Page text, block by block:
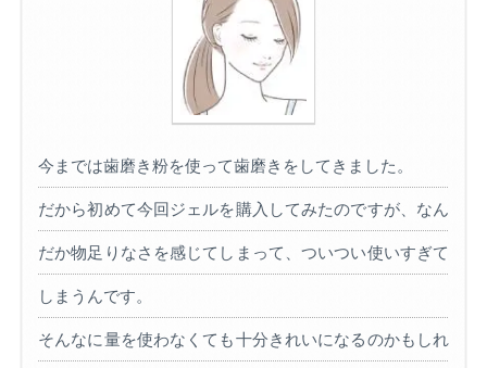
今までは歯磨き粉を使って歯磨きをしてきました。
だから初めて今回ジェルを購入してみたのですが、なん
だか物足りなさを感じてしまって、ついつい使いすぎて
しまうんです。
そんなに量を使わなくても十分きれいになるのかもしれ